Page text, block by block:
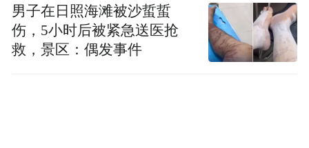
男子在日照海滩被沙蜇蜇
伤，5小时后被紧急送医抢
救，景区：偶发事件